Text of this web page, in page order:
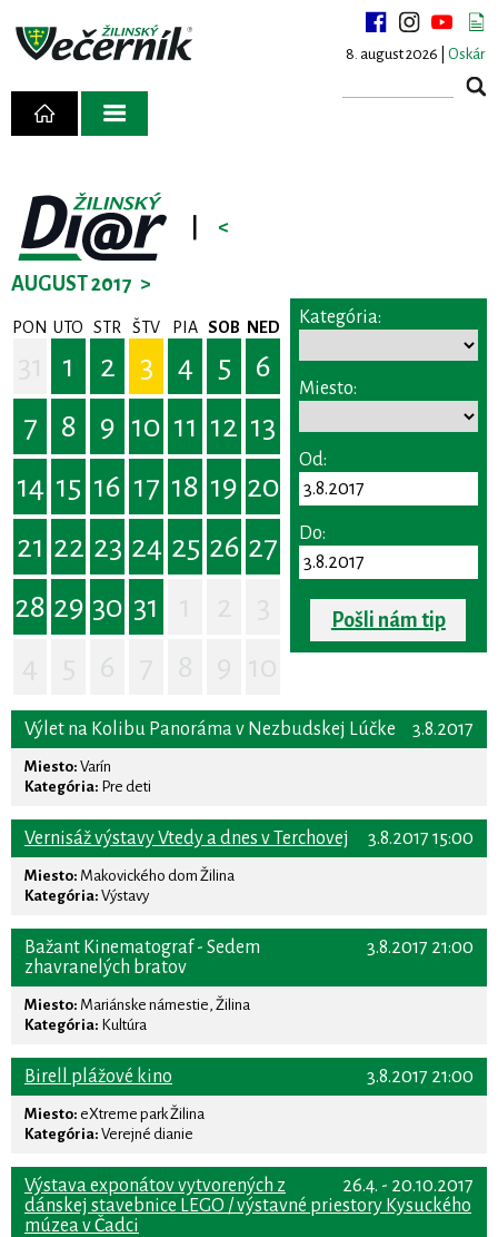
8. august 2026 | Oskár
<
AUGUST 2017 >
PON UTO STR ŠTV PIA SOB NED
1 2 3 4 5
6
7
8 9 10 11 12 13
14 15 16 17 18 19 20
21 22 23 24 25 26 27
28 29 30 31
Kategória:
Miesto:
Od:
Do:
Pošli nám tip
3.8.2017
Výlet na Kolibu Panoráma v Nezbudskej Lúčke
Miesto: Varín
Kategória: Pre deti
3.8.2017 15:00
Vernisáž výstavy Vtedy a dnes v Terchovej
Miesto: Makovického dom Žilina
Kategória: Výstavy
3.8.2017 21:00
Bažant Kinematograf - Sedem
zhavranelých bratov
Miesto: Mariánske námestie, Žilina
Kategória: Kultúra
3.8.2017 21:00
Birell plážové kino
Miesto: eXtreme park Žilina
Kategória: Verejné dianie
26.4. - 20.10.2017
Výstava exponátov vytvorených z
dánskej stavebnice LEGO / výstavné priestory Kysuckého
múzea v Čadci